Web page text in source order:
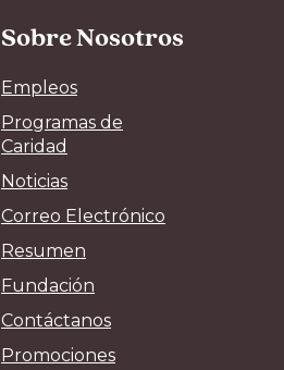
Sobre Nosotros
Empleos
Programas de
Caridad
Noticias
Correo Electrónico
Resumen
Fundación
Contáctanos
Promociones